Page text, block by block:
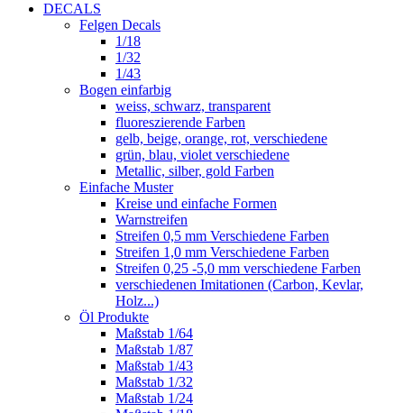
DECALS
Felgen Decals
1/18
1/32
1/43
Bogen einfarbig
weiss, schwarz, transparent
fluoreszierende Farben
gelb, beige, orange, rot, verschiedene
grün, blau, violet verschiedene
Metallic, silber, gold Farben
Einfache Muster
Kreise und einfache Formen
Warnstreifen
Streifen 0,5 mm Verschiedene Farben
Streifen 1,0 mm Verschiedene Farben
Streifen 0,25 -5,0 mm verschiedene Farben
verschiedenen Imitationen (Carbon, Kevlar,
Holz...)
Öl Produkte
Maßstab 1/64
Maßstab 1/87
Maßstab 1/43
Maßstab 1/32
Maßstab 1/24